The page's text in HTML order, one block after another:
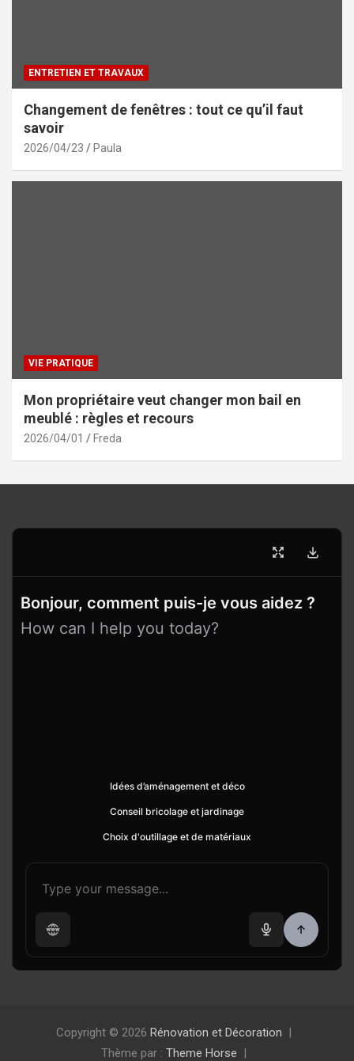
ENTRETIEN ET TRAVAUX
Changement de fenêtres : tout ce qu’il faut
savoir
2026/04/23 Paula
VIE PRATIQUE
Mon propriétaire veut changer mon bail en
meublé : règles et recours
2026/04/01 Freda
Bonjour, comment puis-je vous aidez ?
How can I help you today?
Idées d’aménagement et déco
Conseil bricolage et jardinage
Choix d'outillage et de matériaux
Copyright © 2026 Rénovation et Décoration
Thème par : Theme Horse